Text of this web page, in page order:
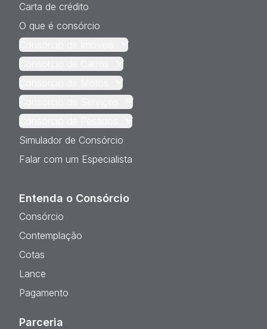
Carta de crédito
O que é consórcio
Simulador de Consórcio
Falar com um Especialista
Entenda o Consórcio
Consórcio
Contemplação
Cotas
Lance
Pagamento
Parceria